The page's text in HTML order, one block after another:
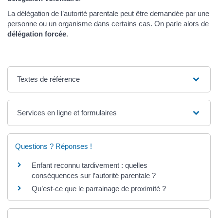
La délégation de l’autorité parentale peut être demandée par une
personne ou un organisme dans certains cas. On parle alors de
délégation forcée.
Textes de référence
Services en ligne et formulaires
Questions ? Réponses !
Enfant reconnu tardivement : quelles
conséquences sur l’autorité parentale ?
Qu’est-ce que le parrainage de proximité ?